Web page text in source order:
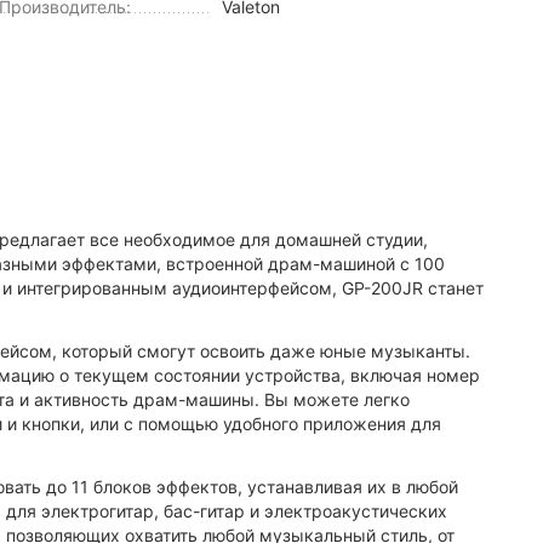
Производитель: Valeton
все необходимое для домашней студии,
эффектами, встроенной драм-машиной с 100
аудиоинтерфейсом, GP-200JR станет
который смогут освоить даже юные музыканты.
о текущем состоянии устройства, включая номер
и активность драм-машины. Вы можете легко
кнопки, или с помощью удобного приложения для
до 11 блоков эффектов, устанавливая их в любой
электрогитар, бас-гитар и электроакустических
охватить любой музыкальный стиль, от